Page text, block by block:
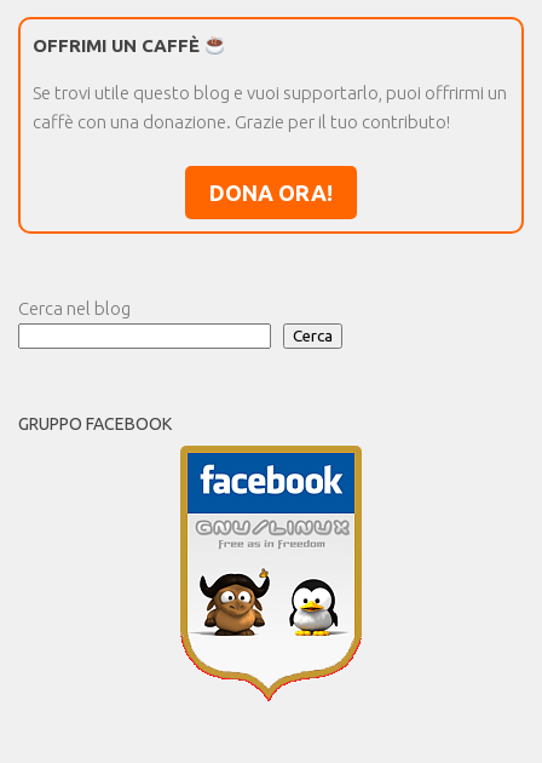
OFFRIMI UN CAFFÈ
Se trovi utile questo blog e vuoi supportarlo, puoi offrirmi un
caffè con una donazione. Grazie per il tuo contributo!
DONA ORA!
Cerca nel blog
Cerca
GRUPPO FACEBOOK